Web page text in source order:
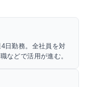
日勤務。全社員を対
などで活用が進む。